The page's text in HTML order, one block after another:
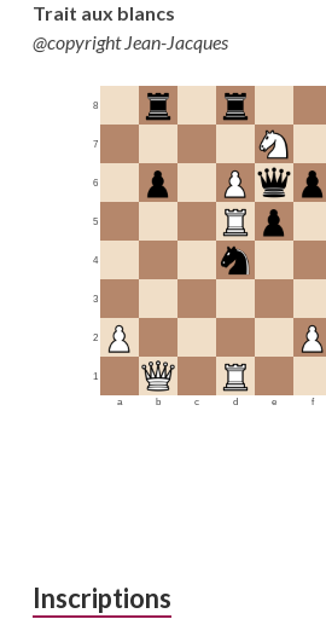
Trait aux blancs
@copyright Jean-Jacques
1
2
3
4
5
6
7
8
a b c d e f
Inscriptions